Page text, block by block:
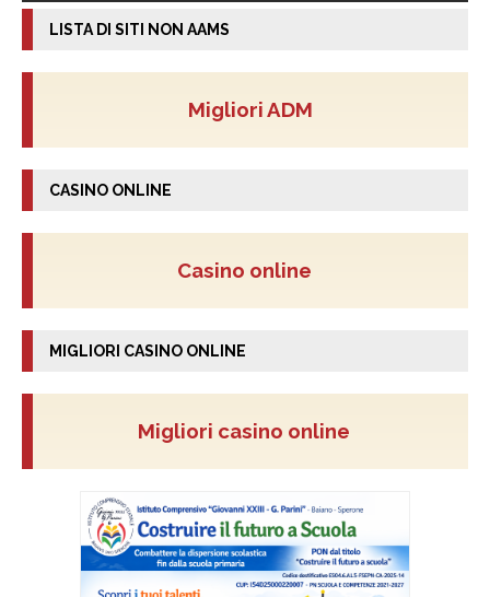
LISTA DI SITI NON AAMS
Migliori ADM
CASINO ONLINE
Casino online
MIGLIORI CASINO ONLINE
Migliori casino online